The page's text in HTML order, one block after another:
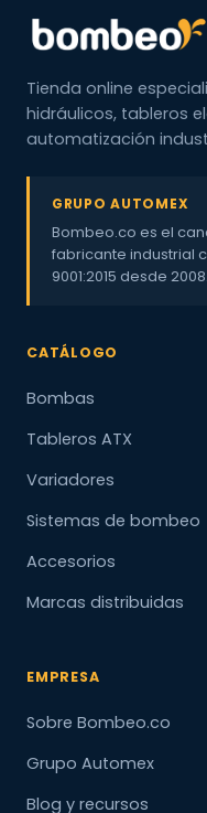
Tienda online
hidráulicos, tableros
automatización
GRUPO AUTOMEX
Bombeo.co es el
fabricante industrial
9001:2015 desde 2008.
CATÁLOGO
Bombas
Tableros ATX
Variadores
Sistemas de bombeo
Accesorios
Marcas distribuidas
EMPRESA
Sobre Bombeo.co
Grupo Automex
Blog y recursos